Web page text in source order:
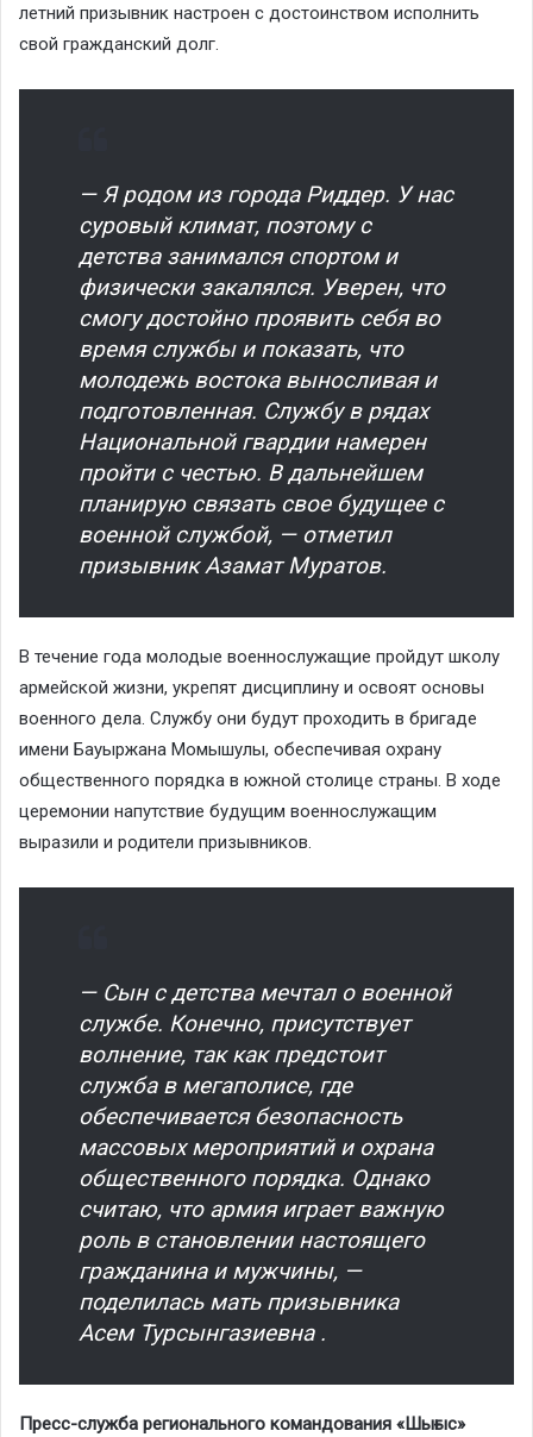
летний призывник настроен с достоинством исполнить
свой гражданский долг.
— Я родом из города Риддер. У нас
суровый климат, поэтому с
детства занимался спортом и
физически закалялся. Уверен, что
смогу достойно проявить себя во
время службы и показать, что
молодежь востока выносливая и
подготовленная. Службу в рядах
Национальной гвардии намерен
пройти с честью. В дальнейшем
планирую связать свое будущее с
военной службой, — отметил
призывник Азамат Муратов.
В течение года молодые военнослужащие пройдут школу
армейской жизни, укрепят дисциплину и освоят основы
военного дела. Службу они будут проходить в бригаде
имени Бауыржана Момышулы, обеспечивая охрану
общественного порядка в южной столице страны. В ходе
церемонии напутствие будущим военнослужащим
выразили и родители призывников.
— Сын с детства мечтал о военной
службе. Конечно, присутствует
волнение, так как предстоит
служба в мегаполисе, где
обеспечивается безопасность
массовых мероприятий и охрана
общественного порядка. Однако
считаю, что армия играет важную
роль в становлении настоящего
гражданина и мужчины, —
поделилась мать призывника
Асем Турсынгазиевна .
Пресс-служба регионального командования «Шығыс»